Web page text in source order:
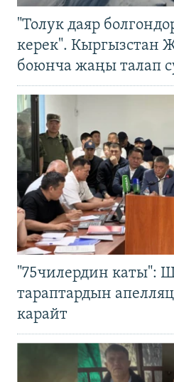
"Толук даяр
керек". Кыргызстан
боюнча жаңы талап
"75чилердин каты":
тараптардын
карайт